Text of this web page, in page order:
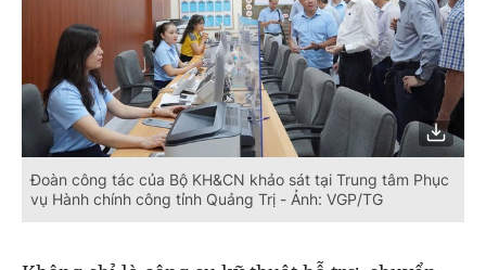
Đoàn công tác của Bộ KH&CN khảo sát tại Trung tâm Phục
vụ Hành chính công tỉnh Quảng Trị - Ảnh: VGP/TG